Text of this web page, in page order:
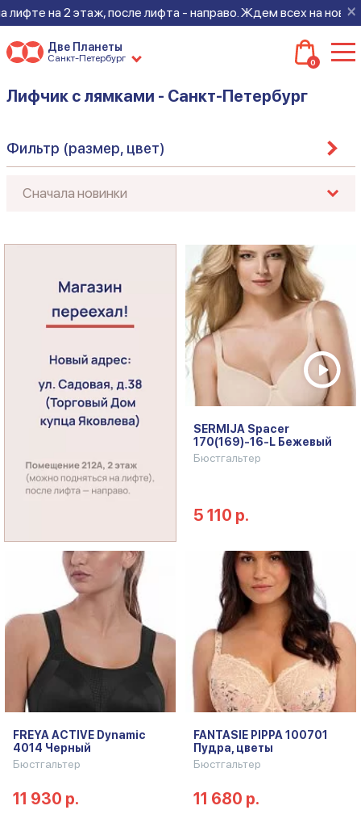
×
после лифта - направо. Ждем всех на новом месте!
Две Планеты
Санкт-Петербург 0
Лифчик с лямками - Санкт-Петербург
Фильтр (размер, цвет)
SERMIJA Spacer
170(169)-16-L Бежевый
Бюстгальтер
5 110 р.
FREYA ACTIVE Dynamic
4014 Черный
Бюстгальтер
11 930 р.
FANTASIE PIPPA 100701
Пудра, цветы
Бюстгальтер
11 680 р.